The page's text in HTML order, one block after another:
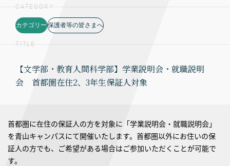
CATEGORY
カテゴリー 保護者等の皆さまへ
TITLE
【文学部・教育人間科学部】学業説明会・就職説明
会 首都圏在住2、3年生保証人対象
首都圏に在住の保証人の方を対象に「学業説明会・就職説明会」
を青山キャンパスにて開催いたします。首都圏以外にお住いの保
証人の方でも、ご希望がある場合はご参加いただくことが可能で
す。